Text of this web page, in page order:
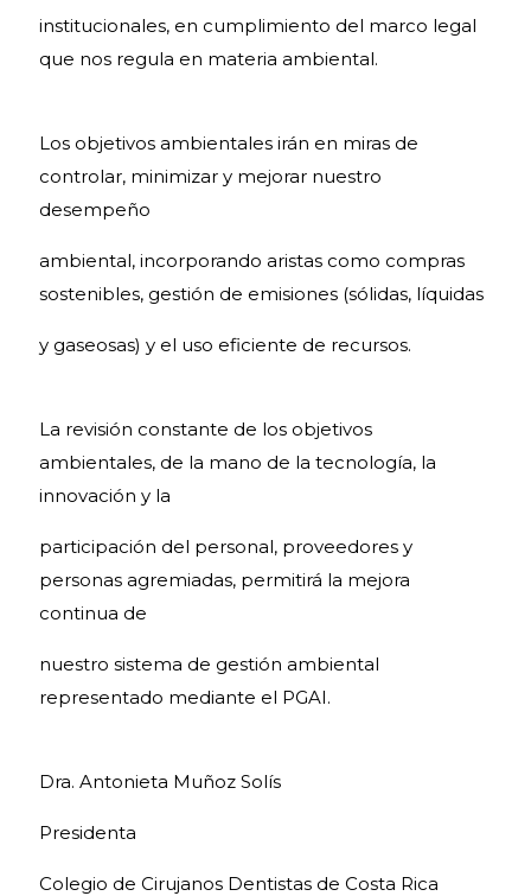
institucionales, en cumplimiento del marco legal
que nos regula en materia ambiental.
Los objetivos ambientales irán en miras de
controlar, minimizar y mejorar nuestro
desempeño
ambiental, incorporando aristas como compras
sostenibles, gestión de emisiones (sólidas, líquidas
y gaseosas) y el uso eficiente de recursos.
La revisión constante de los objetivos
ambientales, de la mano de la tecnología, la
innovación y la
participación del personal, proveedores y
personas agremiadas, permitirá la mejora
continua de
nuestro sistema de gestión ambiental
representado mediante el PGAI.
Dra. Antonieta Muñoz Solís
Presidenta
Colegio de Cirujanos Dentistas de Costa Rica